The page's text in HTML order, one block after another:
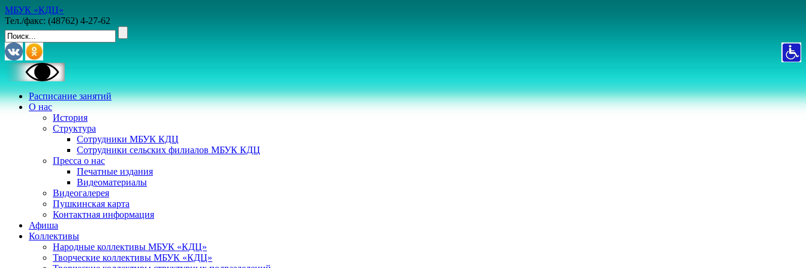
МБУК «КДЦ»
Тел./факс: (48762) 4-27-62
Расписание занятий
О нас
История
Структура
Сотрудники МБУК КДЦ
Сотрудники сельских филиалов МБУК КДЦ
Пресса о нас
Печатные издания
Видеоматериалы
Видеогалерея
Пушкинская карта
Контактная информация
Афиша
Коллективы
Народные коллективы МБУК «КДЦ»
Творческие коллективы МБУК «КДЦ»